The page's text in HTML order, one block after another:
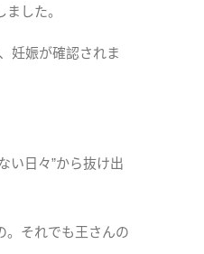
した。
妊娠が確認されま
い日々”から抜け出
。それでも王さんの